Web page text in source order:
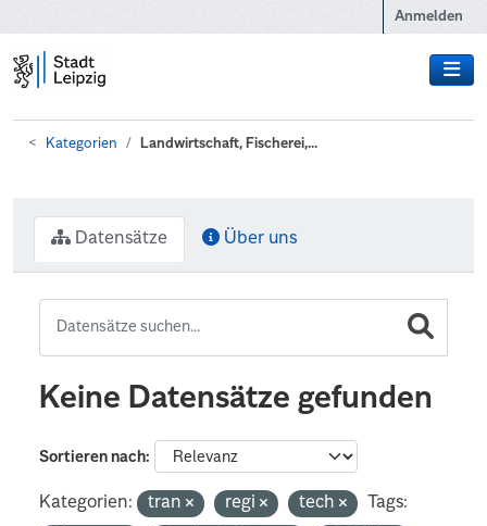
Anmelden
Kategorien Landwirtschaft, Fischerei,...
Datensätze Über uns
Keine Datensätze gefunden
Sortieren nach
Kategorien: tran regi tech
Tags: